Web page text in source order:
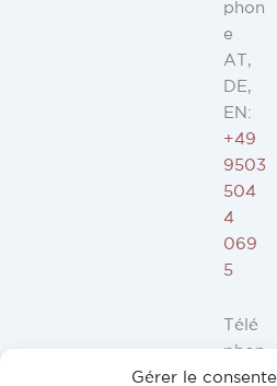
Gérer le
phon
e
AT,
DE,
EN:
+49
9503
504
4
069
5
Télé
phon
e ES,